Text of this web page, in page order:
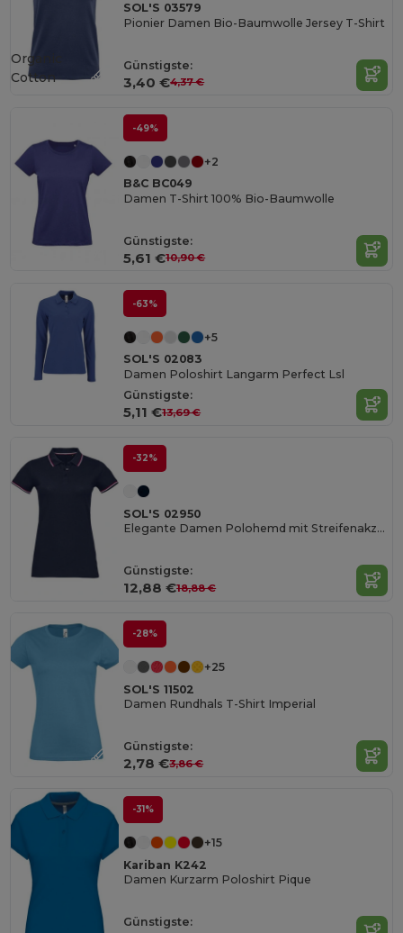
SOL'S 03579
Pionier Damen Bio-Baumwolle Jersey T-Shirt
Günstigste:
3,40 €4,37 €
Organic
Cotton
-49%
+2
B&C BC049
Damen T-Shirt 100% Bio-Baumwolle
Günstigste:
5,61 €10,90 €
-63%
+5
SOL'S 02083
Damen Poloshirt Langarm Perfect Lsl
Günstigste:
5,11 €13,69 €
-32%
SOL'S 02950
Elegante Damen Polohemd mit Streifenakzenten
Günstigste:
12,88 €18,88 €
-28%
+25
SOL'S 11502
Damen Rundhals T-Shirt Imperial
Günstigste:
2,78 €3,86 €
-31%
+15
Kariban K242
Damen Kurzarm Poloshirt Pique
Günstigste: